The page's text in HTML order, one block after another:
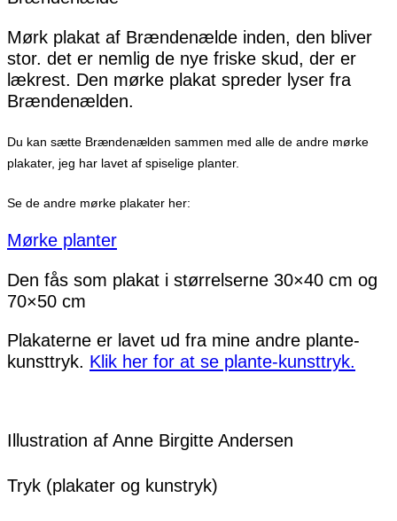
Mørk plakat af Brændenælde inden, den bliver
stor. det er nemlig de nye friske skud, der er
lækrest. Den mørke plakat spreder lyser fra
Brændenælden.
Du kan sætte Brændenælden sammen med alle de andre mørke
plakater, jeg har lavet af spiselige planter.
Se de andre mørke plakater her:
Mørke planter
Den fås som plakat i størrelserne 30×40 cm og
70×50 cm
Plakaterne er lavet ud fra mine andre plante-
kunsttryk. Klik her for at se plante-kunsttryk.
Illustration af Anne Birgitte Andersen
Tryk (plakater og kunstryk)